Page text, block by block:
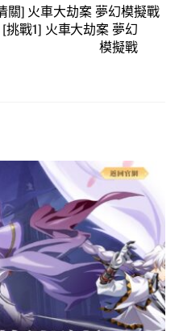
關] 火車大劫案 夢幻模擬戰
挑戰1] 火車大劫案 夢幻
模擬戰